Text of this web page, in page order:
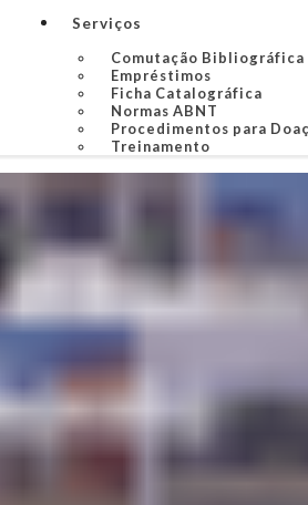
Serviços
Comutação Bibliográfica
Empréstimos
Ficha Catalográfica
Normas ABNT
Procedimentos para
Treinamento